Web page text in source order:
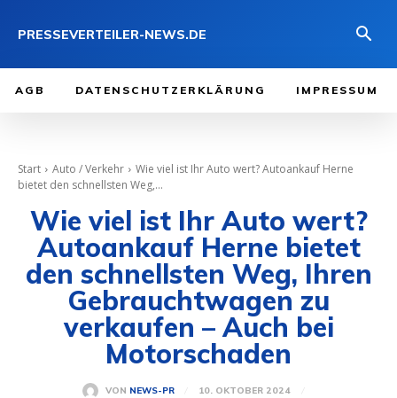
PRESSEVERTEILER-NEWS.DE
AGB DATENSCHUTZERKLÄRUNG IMPRESSUM
Start Auto / Verkehr
Wie viel ist Ihr Auto wert? Autoankauf Herne
bietet den schnellsten Weg,...
Wie viel ist Ihr Auto wert?
Autoankauf Herne bietet
den schnellsten Weg, Ihren
Gebrauchtwagen zu
verkaufen – Auch bei
Motorschaden
VON NEWS-PR
10. OKTOBER 2024